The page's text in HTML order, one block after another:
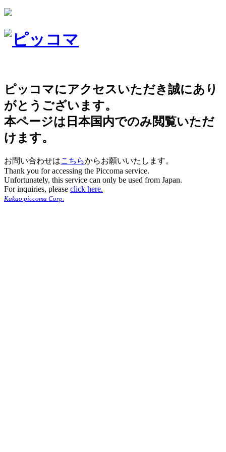
ピッコマにアクセスいただき誠にあり
がとうございます。
本ページは日本国内でのみ閲覧いただ
けます。
お問い合わせはこちらからお願いいたします。
Thank you for accessing the Piccoma service.
Unfortunately, this service can only be used from Japan.
For inquiries, please click here.
Kakao piccoma Corp.